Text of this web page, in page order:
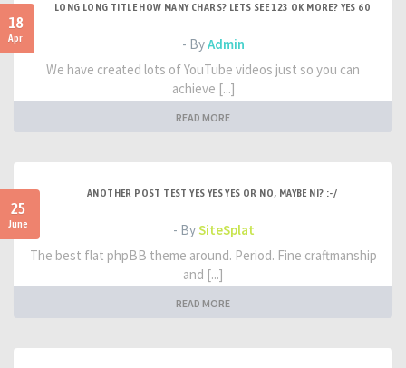
18
Apr
LONG LONG TITLE HOW MANY CHARS? LETS SEE 123 OK MORE? YES 60
- ByAdmin
We have created lots of YouTube videos just so you can
achieve [...]
READ MORE
25
June
ANOTHER POST TEST YES YES YES OR NO, MAYBE NI? :-/
- BySiteSplat
The best flat phpBB theme around. Period. Fine craftmanship
and [...]
READ MORE